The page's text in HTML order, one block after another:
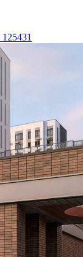
125431